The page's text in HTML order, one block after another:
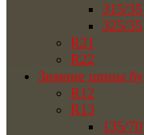
315/35
325/35
R21
R22
Зимние шины бу
R12
R13
135/70